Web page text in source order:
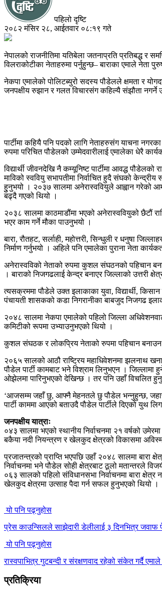
पहिलो दृष्टि
२०८२ मंसिर २८, आईतवार ०८:१९ गते
नेपालको राजनीतिमा यतिबेला जतनाप्रति प्रतिबद्ध र
विलराकोटीका नेताहरुमा पर्नुहुन्छ– बाराका एमाले नेता
नेकपा एमालेको पोलिटब्युरो सदस्य पौडेलले क्षमता र
जनपक्षीय रुझान र गलत विचारसंग कहिल्यै संझौता
पार्टीमा कहियै पनि पदको लागि नेताहरुसंग याचना
रुपमा परिचित पौडेलको उम्मेदवारीलाई एमालेका धेरै
विद्यार्थी जीवनदेखि नै कम्यूनिष्ट पार्टीमा आवद्ध
माविको स्ववियु सभापतीमा निर्वाचित हुदै संघको
हुुनुभयो । २०३७ सालमा अनेरास्ववियुले आह्वान गरेको आम
बढ्दै गएको थियो ।
२०३८ सालमा काठमाडौंमा भएको अनेरास्ववियुको छैटौं
भएर काम गर्ने मौका पाउनुभयो ।
बारा, रौतहट, सर्लाही, महोत्तरी, सिन्धुली र धनुषा
निर्माण गर्नुभयो । अहिले पनि एमालेका पुराना नेता
अनेरास्वविको नेताको रुपमा कुशल संघठनको पहिचान
। बाराको निजगढलाई केन्द्र बनाएर जिल्लाको उत्तरी
त्यसक्रममा पौडेले उक्त इलाकाका युवा, विद्यार्थी,
पंचायती शासकको कडा निगरानीका बाबजुद निजगढ
२०४८ सालमा नेकपा एमालेको पहिलो जिल्ला
कमिटीको रूपमा उभ्याउनुभएको थियो ।
कुशल संघठक र लोकप्रिय नेताको रुपमा पहिचान बनाउन
२०६५ सालको आठौ राष्ट्रिय महाधिवेशनमा झलनाथ
पौडेल पार्टी कामबाट भने विश्राम लिनुभएन । जिल्लामा
ओझेलमा पारिनुभएको देखिन्छ । तर पनि उहाँ विचलित
‘आजसम्म जहाँ छु, आफ्नै मेहनतले छु पौडेल भन्नुहुन्छ,
पार्टी काममा आएको बताउदै पौडेल पार्टीले दिएको युथ
जनपक्षीय यात्राः
०४३ सालमा भएको स्थानीय निर्वाचनमा २१ वर्षको
बकैया नदी नियन्त्रण र खेलकुद क्षेत्रको विकासमा
प्रजातन्त्रको प्राप्ति भएपछि उहाँ २०४८ सालमा बारा
निर्वाचनमा भने पौडेल सोही क्षेत्रबाट ठूलो मतान्तरले
०६३ सालको पहिलो संविधानसभा निर्वाचनमा बारा
खेलकुद क्षेत्रमा उत्साह पैदा गर्न सफल हुनुभएको थियो ।
यो पनि पढ्नुहोस
प्रेस काउन्सिलले साझेदारी डेलीलाई ३ दिनभित्र जवाफ
यो पनि पढ्नुहोस
रास्वपाभित्र गुटबन्दी र संरक्षणवाद रहेको संकेत गर्दै
प्रतिक्रिया